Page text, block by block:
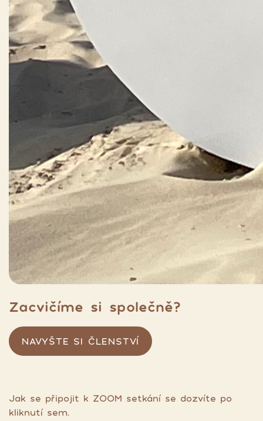
Zacvičíme si společně?
NAVYŠTE SI ČLENSTVÍ
Jak se připojit k ZOOM setkání se dozvíte po
kliknutí sem.